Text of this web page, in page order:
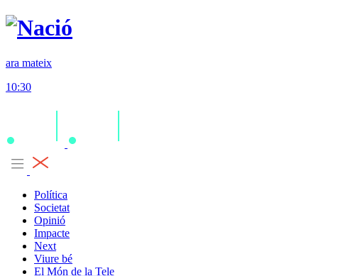
ara mateix
10:30
Política
Societat
Opinió
Impacte
Next
Viure bé
El Món de la Tele